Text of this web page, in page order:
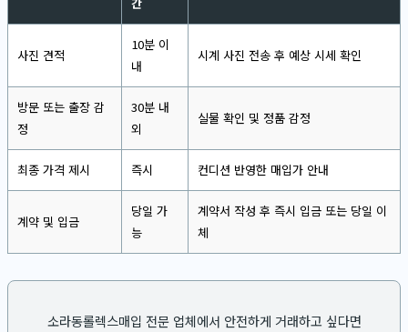
사진 견적
10분 이
내
시계 사진 전송 후 예상 시세 확인
방문 또는 출장 감
정
30분 내
외
실물 확인 및 정품 감정
최종 가격 제시 즉시 컨디션 반영한 매입가 안내
계약 및 입금
당일 가
능
계약서 작성 후 즉시 입금 또는 당일 이
체
소라동롤렉스매입 전문 업체에서 안전하게 거래하고 싶다면